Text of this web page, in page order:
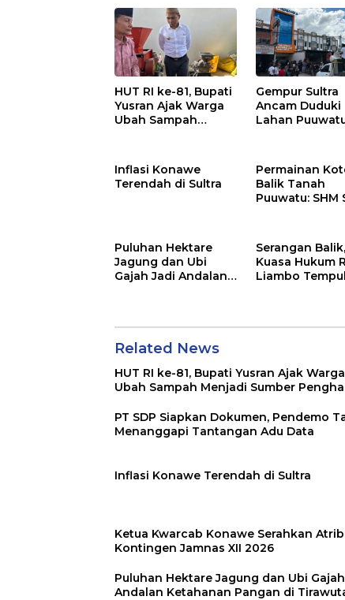
HUT RI ke-81, Bupati
Yusran Ajak Warga
Ubah Sampah
Gempur Sultra
Ancam Duduki
Lahan
Inflasi Konawe
Terendah di Sultra
Permainan
Balik Tanah
Puuwatu: SHM
Mafia
Puluhan Hektare
Jagung dan Ubi
Gajah Jadi Andalan
Serangan Balik,
Kuasa Hukum
Liambo
Related News
HUT RI ke-81, Bupati Yusran Ajak Warga
Ubah Sampah Menjadi Sumber
PT SDP Siapkan Dokumen, Pendemo
Menanggapi Tantangan Adu Data
Inflasi Konawe Terendah di Sultra
Ketua Kwarcab Konawe Serahkan
Kontingen Jamnas XII 2026
Puluhan Hektare Jagung dan Ubi
Andalan Ketahanan Pangan di